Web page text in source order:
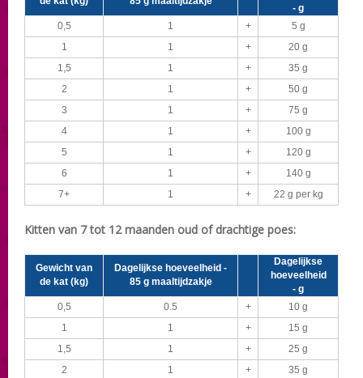
- g
0,5
1 +
5 g
1
1 +
20 g
1,5
1 +
35 g
2
1 +
50 g
3
1 +
75 g
4
1 +
100 g
5
1 +
120 g
6
1 +
140 g
7+
1 + 22 g per kg
Kitten van 7 tot 12 maanden oud of drachtige poes:
Gewicht van
de kat (kg)
Dagelijkse hoeveelheid -
85 g maaltijdzakje
Dagelijkse
hoeveelheid
- g
0,5
0.5 +
10 g
1
1 +
15 g
1,5
1 +
25 g
2
1 +
35 g